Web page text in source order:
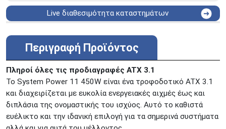
Live διαθεσιμότητα καταστημάτων
ΑΘΗΝΑ
Στουρνάρη 27
ΠΕΡΙΣΤΕΡΙ
ΠΕΙΡΑΙΑΣ
Μαυρομιχάλη 1 και Ακτή
Κονδύλη
ΜΕΤΑΜΟΡΦΩΣΗ
Τατοϊόυ 117
ΓΛΥΦΑΔΑ
A. Παπανδρέου 4
ΚΟΛΩΝΟΣ
Πτολεμαίου Κλαύδιου 8
Περιγραφή Προϊόντος
Πληροί όλες τις προδιαγραφές ATX 3.1
Το System Power 11 450W είναι ένα τροφοδοτικό ATX 3.1
και διαχειρίζεται με ευκολία ενεργειακές αιχμές έως και
διπλάσια της ονομαστικής του ισχύος. Αυτό το καθιστά
ευέλικτο και την ιδανική επιλογή για τα σημερινά συστήματα